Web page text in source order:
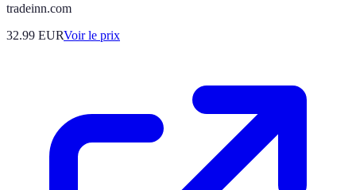
tradeinn.com
32.99 EURVoir le prix